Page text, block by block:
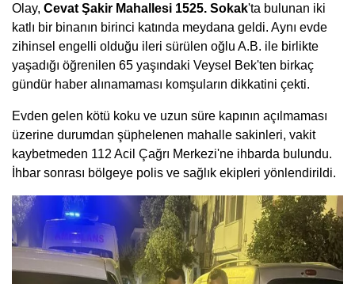
Olay, Cevat Şakir Mahallesi 1525. Sokak'ta bulunan iki
katlı bir binanın birinci katında meydana geldi. Aynı evde
zihinsel engelli olduğu ileri sürülen oğlu A.B. ile birlikte
yaşadığı öğrenilen 65 yaşındaki Veysel Bek'ten birkaç
gündür haber alınamaması komşuların dikkatini çekti.
Evden gelen kötü koku ve uzun süre kapının açılmaması
üzerine durumdan şüphelenen mahalle sakinleri, vakit
kaybetmeden 112 Acil Çağrı Merkezi'ne ihbarda bulundu.
İhbar sonrası bölgeye polis ve sağlık ekipleri yönlendirildi.